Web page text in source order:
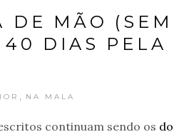
DE MÃO (SEM
40 DIAS PELA
NA MALA
continuam sendo os do